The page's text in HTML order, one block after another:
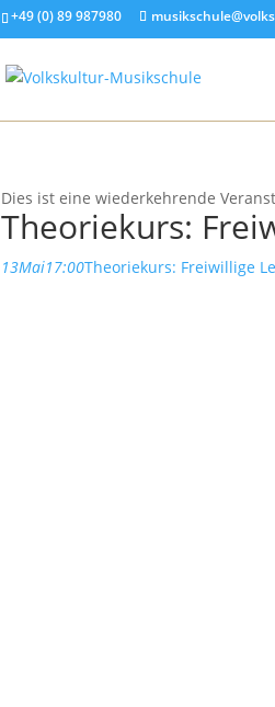
+49 (0) 89 987980
Dies ist eine wiederkehrende
Theoriekurs:
13Mai17:00Theoriekurs: Freiwillige